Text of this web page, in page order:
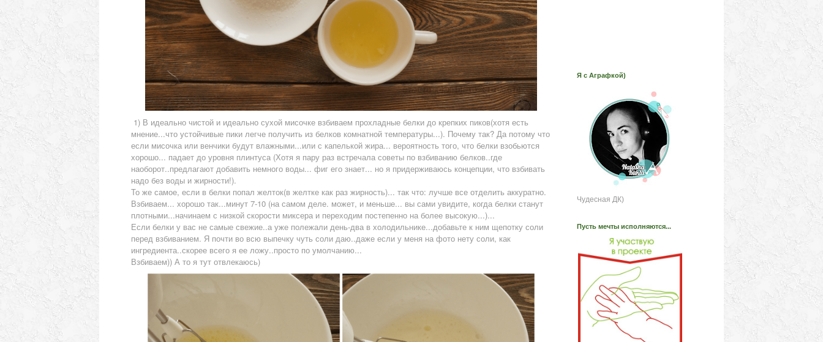
1) В идеально чистой и идеально сухой мисочке взбиваем прохладные белки до крепких пиков(хотя есть
мнение...что устойчивые пики легче получить из белков комнатной температуры...). Почему так? Да потому что
если мисочка или венчики будут влажными...или с капелькой жира... вероятность того, что белки взобьются
хорошо... падает до уровня плинтуса (Хотя я пару раз встречала советы по взбиванию белков..где
наоборот..предлагают добавить немного воды... фиг его знает... но я придерживаюсь концепции, что взбивать
надо без воды и жирности!).
То же самое, если в белки попал желток(в желтке как раз жирность)... так что: лучше все отделить аккуратно.
Взбиваем... хорошо так...минут 7-10 (на самом деле. может, и меньше... вы сами увидите, когда белки станут
плотными...начинаем с низкой скорости миксера и переходим постепенно на более высокую...)...
Если белки у вас не самые свежие..а уже полежали день-два в холодильнике...добавьте к ним щепотку соли
перед взбиванием. Я почти во всю выпечку чуть соли даю..даже если у меня на фото нету соли, как
ингредиента..скорее всего я ее ложу..просто по умолчанию...
Взбиваем)) А то я тут отвлекаюсь)
Я с Аграфкой)
Чудесная ДК)
Пусть мечты исполняются...